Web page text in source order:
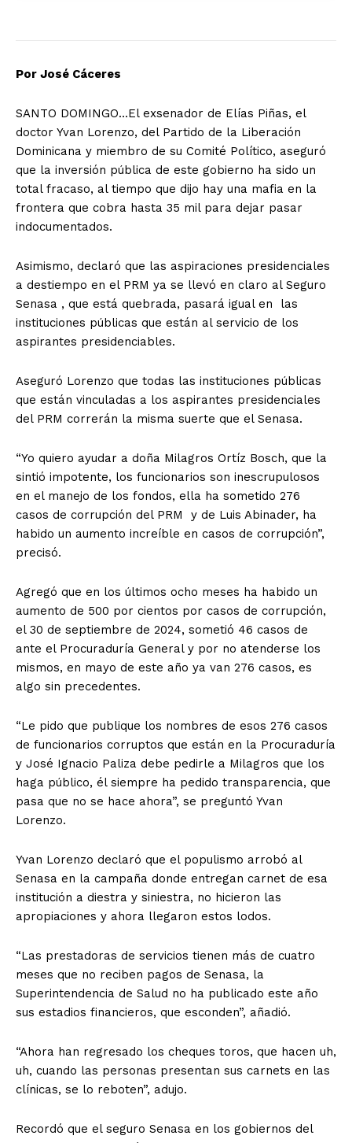
Por José Cáceres
SANTO DOMINGO…El exsenador de Elías Piñas, el
doctor Yvan Lorenzo, del Partido de la Liberación
Dominicana y miembro de su Comité Político, aseguró
que la inversión pública de este gobierno ha sido un
total fracaso, al tiempo que dijo hay una mafia en la
frontera que cobra hasta 35 mil para dejar pasar
indocumentados.
Asimismo, declaró que las aspiraciones presidenciales
a destiempo en el PRM ya se llevó en claro al Seguro
Senasa , que está quebrada, pasará igual en las
instituciones públicas que están al servicio de los
aspirantes presidenciables.
Aseguró Lorenzo que todas las instituciones públicas
que están vinculadas a los aspirantes presidenciales
del PRM correrán la misma suerte que el Senasa.
“Yo quiero ayudar a doña Milagros Ortíz Bosch, que la
sintió impotente, los funcionarios son inescrupulosos
en el manejo de los fondos, ella ha sometido 276
casos de corrupción del PRM y de Luis Abinader, ha
habido un aumento increíble en casos de corrupción”,
precisó.
Agregó que en los últimos ocho meses ha habido un
aumento de 500 por cientos por casos de corrupción,
el 30 de septiembre de 2024, sometió 46 casos de
ante el Procuraduría General y por no atenderse los
mismos, en mayo de este año ya van 276 casos, es
algo sin precedentes.
“Le pido que publique los nombres de esos 276 casos
de funcionarios corruptos que están en la Procuraduría
y José Ignacio Paliza debe pedirle a Milagros que los
haga público, él siempre ha pedido transparencia, que
pasa que no se hace ahora”, se preguntó Yvan
Lorenzo.
Yvan Lorenzo declaró que el populismo arrobó al
Senasa en la campaña donde entregan carnet de esa
institución a diestra y siniestra, no hicieron las
apropiaciones y ahora llegaron estos lodos.
“Las prestadoras de servicios tienen más de cuatro
meses que no reciben pagos de Senasa, la
Superintendencia de Salud no ha publicado este año
sus estadios financieros, que esconden”, añadió.
“Ahora han regresado los cheques toros, que hacen uh,
uh, cuando las personas presentan sus carnets en las
clínicas, se lo reboten”, adujo.
Recordó que el seguro Senasa en los gobiernos del